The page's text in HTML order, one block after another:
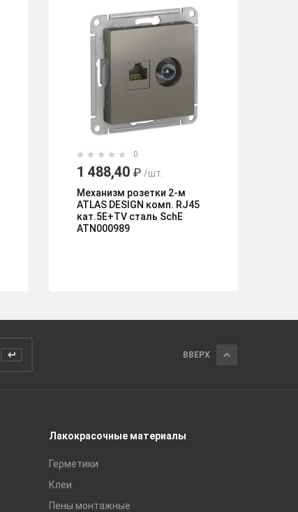
0
1 488,40 ₽ /шт.
Механизм розетки 2-м
ATLAS DESIGN комп. RJ45
кат.5E+TV сталь SchE
ATN000989
ВВЕРХ
Лакокрасочные материалы
Герметики
Клеи
Пены монтажные